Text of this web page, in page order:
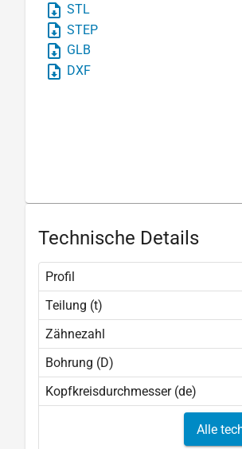
STL
STEP
GLB
DXF
Technische Details
Profil
Teilung (t)
Zähnezahl
Bohrung (D)
Kopfkreisdurchmesser (de)
Alle